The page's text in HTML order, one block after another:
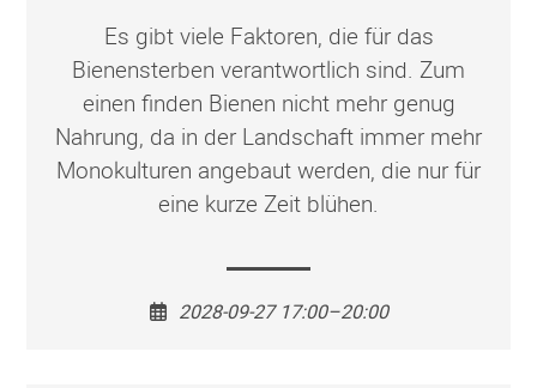
Es gibt viele Faktoren, die für das
Bienensterben verantwortlich sind. Zum
einen finden Bienen nicht mehr genug
Nahrung, da in der Landschaft immer mehr
Monokulturen angebaut werden, die nur für
eine kurze Zeit blühen.
2028-09-27 17:00–20:00